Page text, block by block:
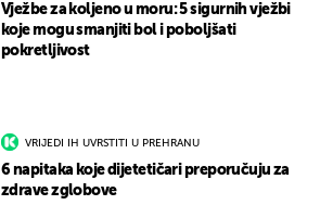
Vježbe za koljeno u moru: 5 sigurnih vježbi
koje mogu smanjiti bol i poboljšati
pokretljivost
VRIJEDI IH UVRSTITI U PREHRANU
6 napitaka koje dijetetičari preporučuju za
zdrave zglobove